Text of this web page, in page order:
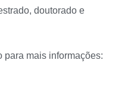
doutorado e
para mais informações: